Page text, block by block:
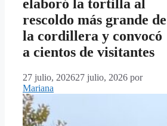
elaboró la tortilla al
rescoldo más grande de
la cordillera y convocó
a cientos de visitantes
27 julio, 202627 julio, 2026 por
Mariana